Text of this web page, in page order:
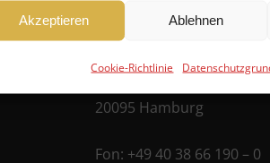
Akzeptieren Ablehnen
Cookie-Richtlinie
Hanseatische
Fondshandlung GmbH
Ballindamm 39
20095 Hamburg
Fon: +49 40 38 66 190 – 0